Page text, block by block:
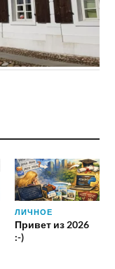
ЛИЧНОЕ
Привет из 2026
:-)